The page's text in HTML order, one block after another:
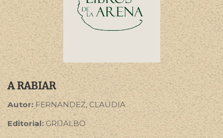
A RABIAR
Autor: FERNANDEZ, CLAUDIA
Editorial: GRIJALBO